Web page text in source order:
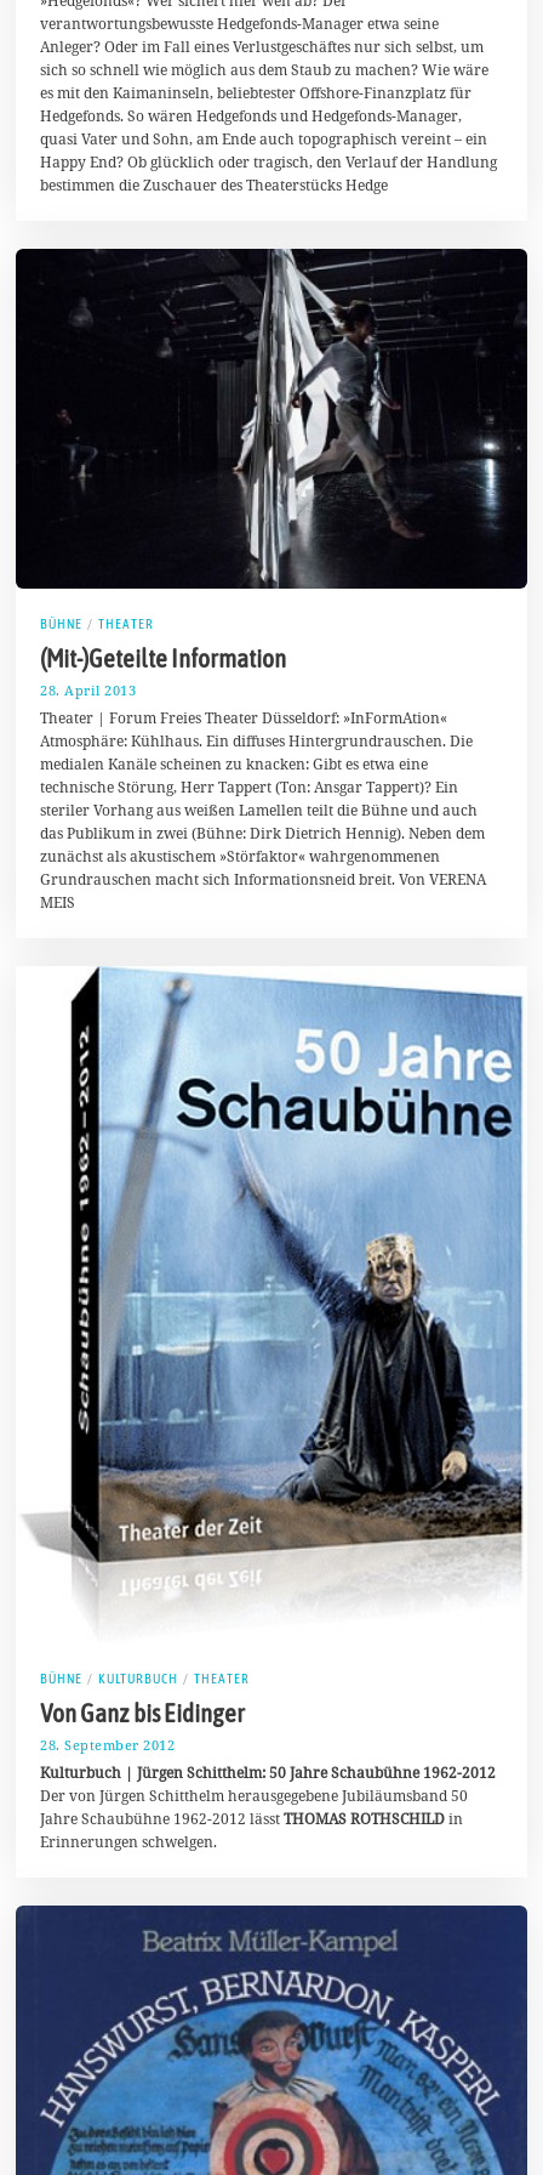
a
r
2
0
1
4
verantwortungsbewusste Hedgefonds-Manager etwa seine
Anleger? Oder im Fall eines Verlustgeschäftes nur sich selbst, um
sich so schnell wie möglich aus dem Staub zu machen? Wie wäre
es mit den Kaimaninseln, beliebtester Offshore-Finanzplatz für
Hedgefonds. So wären Hedgefonds und Hedgefonds-Manager,
quasi Vater und Sohn, am Ende auch topographisch vereint – ein
Happy End? Ob glücklich oder tragisch, den Verlauf der Handlung
bestimmen die Zuschauer des Theaterstücks Hedge
BÜHNE / THEATER
(Mit-)Geteilte Information
28. April 2013
F
e
b
r
a
r
2
0
1
Theater | Forum Freies Theater Düsseldorf: »InFormAtion«
Atmosphäre: Kühlhaus. Ein diffuses Hintergrundrauschen. Die
medialen Kanäle scheinen zu knacken: Gibt es etwa eine
technische Störung, Herr Tappert (Ton: Ansgar Tappert)? Ein
steriler Vorhang aus weißen Lamellen teilt die Bühne und auch
das Publikum in zwei (Bühne: Dirk Dietrich Hennig). Neben dem
zunächst als akustischem »Störfaktor« wahrgenommenen
Grundrauschen macht sich Informationsneid breit. Von VERENA
MEIS
BÜHNE / KULTURBUCH / THEATER
Von Ganz bis Eidinger
28. September 2012
.
J
u
n
2
Kulturbuch | Jürgen Schitthelm: 50 Jahre Schaubühne 1962-2012
Der von Jürgen Schitthelm herausgegebene Jubiläumsband 50
Jahre Schaubühne 1962-2012 lässtTHOMAS ROTHSCHILDin
Erinnerungen schwelgen.